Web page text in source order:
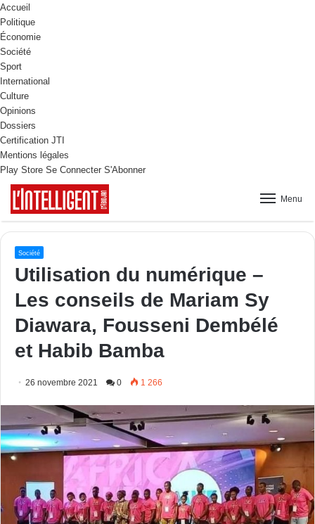
Accueil
Politique
Économie
Société
Sport
International
Culture
Opinions
Dossiers
Certification JTI
Mentions légales
Play Store Se Connecter S'Abonner
Menu
Société
Utilisation du numérique –
Les conseils de Mariam Sy
Diawara, Fousseni Dembélé
et Habib Bamba
26 novembre 2021 0 1 266